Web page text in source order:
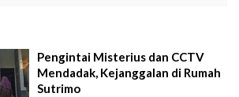
Pengintai Misterius dan CCTV
Mendadak, Kejanggalan di Rumah
Sutrimo